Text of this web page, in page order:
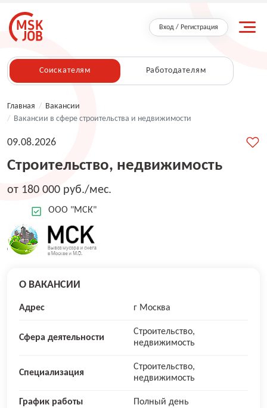
Вход / Регистрация
Соискателям Работодателям
Главная / Вакансии
/ Вакансии в сфере строительства и недвижимости
Строительство, недвижимость
09.08.2026
от 180 000 руб./мес.
ООО "МСК"
О ВАКАНСИИ
Адрес г Москва
Сфера деятельности
Строительство,
недвижимость
Специализация
Строительство,
недвижимость
График работы Полный день